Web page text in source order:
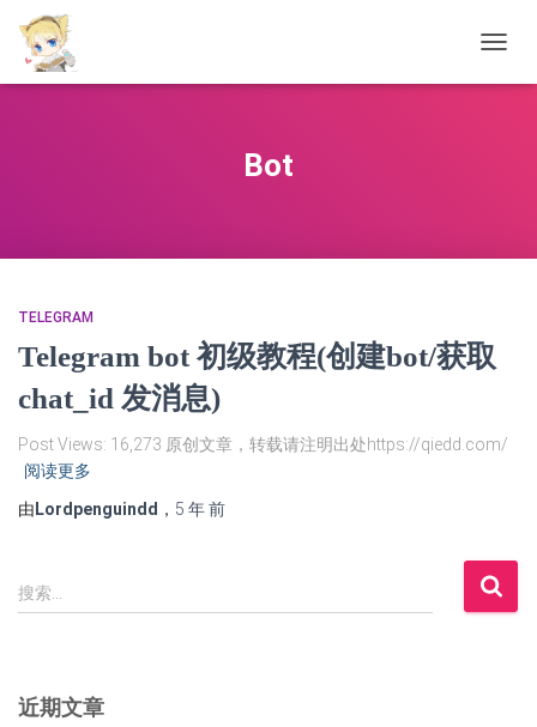
换
Bot
TELEGRAM
Telegram bot 初级教程(创建bot/获取
chat_id 发消息)
Post Views: 16,273 原创文章，转载请注明出处https://qiedd.com/
阅读更多
由 Lordpenguindd ， 5 年前
搜
索
搜索…
近期文章